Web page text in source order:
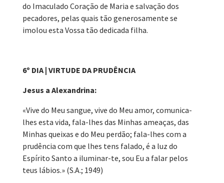
do Imaculado Coração de Maria e salvação dos
pecadores, pelas quais tão generosamente se
imolou esta Vossa tão dedicada filha.
6º DIA | VIRTUDE DA PRUDÊNCIA
Jesus a Alexandrina:
«Vive do Meu sangue, vive do Meu amor, comunica-
lhes esta vida, fala-lhes das Minhas ameaças, das
Minhas queixas e do Meu perdão; fala-lhes com a
prudência com que lhes tens falado, é a luz do
Espírito Santo a iluminar-te, sou Eu a falar pelos
teus lábios.» (S.A.; 1949)